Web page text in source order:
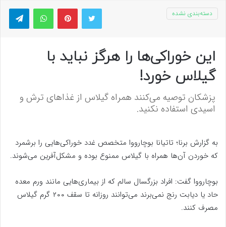
توییتر پینتریستواتس آپ
دسته‌بندی نشده
این خوراکی‌ها را هرگز نباید با
گیلاس خورد!
پزشکان توصیه می‌کنند همراه گیلاس از غذاهای ترش و
اسیدی استفاده نکنید.
به گزارش برنا؛ تاتیانا بوچارووا متخصص غدد خوراکی‌هایی را برشمرد
که خوردن آن‌ها همراه با گیلاس ممنوع بوده و مشکل‌آفرین می‌شوند.
بوچارووا گفت: افراد بزرگسال سالم که از بیماری‌هایی مانند ورم معده
حاد یا دیابت رنج نمی‌برند می‌توانند روزانه تا سقف ۲۰۰ گرم گیلاس
مصرف کنند.